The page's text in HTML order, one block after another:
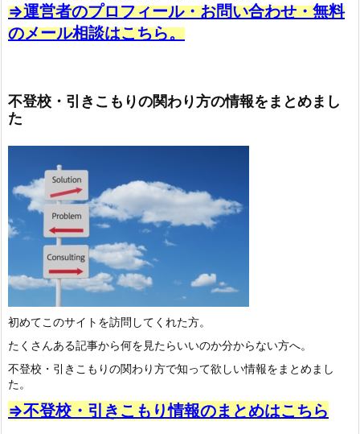
⇒運営者のプロフィール・お問い合わせ・無料
のメール相談はこちら。
不登校・引きこもりの関わり方の情報をまとめまし
た
初めてこのサイトを訪問してくれた方。
たくさんある記事から何を見たらいいのか分からない方へ。
不登校・引きこもりの関わり方で知って欲しい情報をまとめまし
た。
⇒不登校・引きこもり情報のまとめはこちら